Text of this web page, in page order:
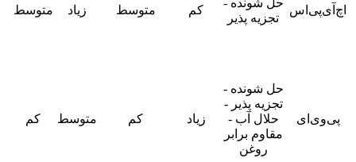
اچ‌آی‌پی‌اس
حل شونده -
تجزیه پذیر
کم متوسط زیاد متوسط
پی‌وی‌ای
حل شونده -
تجزیه پذیر -
حلال آب -
مقاوم برابر
روغن
زیاد کم متوسط کم